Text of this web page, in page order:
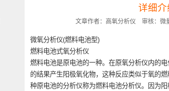
详细介
文章作者：高氧分析仪 审核：
微氧分析仪(燃料电池型)
燃料电池式氧分析仪
燃料电池是原电池的一种。在原氧分析仪内的
的结果产生阳极氧化物，这种反应类似于氧的
种原电池的分析仪称为燃料电池分析仪。因为